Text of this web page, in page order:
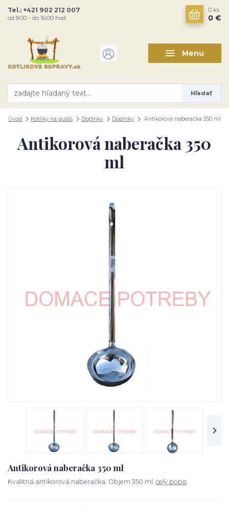
Menu
Hľadať
Tel.: +421 902 212 007
od 8:00 - do 16:00 hod
0 ks
0 €
Úvod Kotlíky na guláš Doplnky Doplnky Antikorová naberačka 350 ml
Antikorová naberačka 350
ml
Antikorová naberačka 350 ml
Kvalitná antikorová naberačka. Objem 350 ml. celý popis